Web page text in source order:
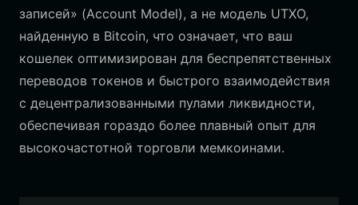
записей» (Account Model), а не модель UTXO,
найденную в Bitcoin, что означает, что ваш
кошелек оптимизирован для беспрепятственных
переводов токенов и быстрого взаимодействия
с децентрализованными пулами ликвидности,
обеспечивая гораздо более плавный опыт для
высокочастотной торговли мемкоинами.